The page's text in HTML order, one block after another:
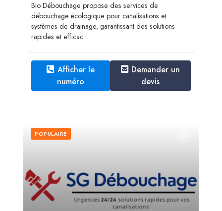
Bio Débouchage propose des services de
débouchage écologique pour canalisations et
systèmes de drainage, garantissant des solutions
rapides et efficac
Afficher le
numéro
Demander un
devis
POPULAIRE